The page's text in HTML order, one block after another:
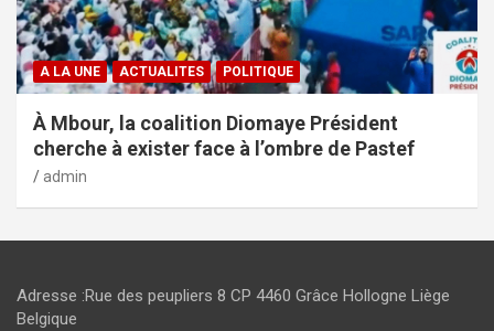
A LA UNE ACTUALITES POLITIQUE
À Mbour, la coalition Diomaye Président
cherche à exister face à l’ombre de Pastef
admin
Adresse :Rue des peupliers 8 CP 4460 Grâce Hollogne Liège
Belgique